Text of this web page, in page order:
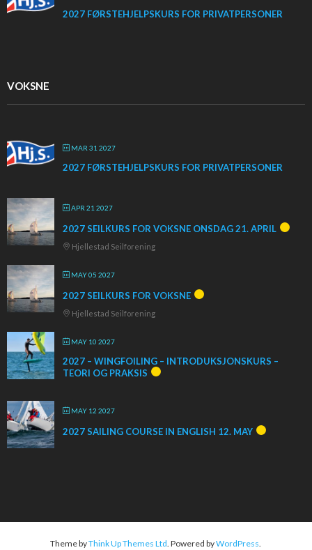
2027 FØRSTEHJELPSKURS FOR PRIVATPERSONER
VOKSNE
MAR 31 2027
2027 FØRSTEHJELPSKURS FOR PRIVATPERSONER
APR 21 2027
2027 SEILKURS FOR VOKSNE ONSDAG 21. APRIL
Hjellestad Seilforening
MAY 05 2027
2027 SEILKURS FOR VOKSNE
Hjellestad Seilforening
MAY 10 2027
2027 – WINGFOILING – INTRODUKSJONSKURS –
TEORI OG PRAKSIS
MAY 12 2027
2027 SAILING COURSE IN ENGLISH 12. MAY
Theme byThink Up Themes Ltd. Powered byWordPress.